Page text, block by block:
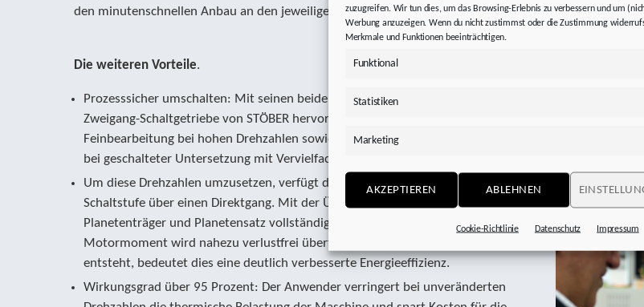
zuzugreifen. Wir tun dies, um das Browsing-Erlebnis zu verbessern und um
Werbung anzuzeigen. Wenn du nicht zustimmst oder die Zustimmung
Merkmale und Funktionen beeinträchtigen.
Funktional
Statistiken
Marketing
AKZEPTIEREN ABLEHNEN
Cookie-Richtlinie Datenschutz Impressum
den minutenschnellen Anbau an den jeweiligen Motor bereitstellen.
Die weiteren Vorteile.
Prozesssicher umschalten: Mit seinen beiden Schaltstufen eignet sich das
Zweigang-Schaltgetriebe von STÖBER hervorragend für die präzise
Feinbearbeitung bei hohen Drehzahlen sowie für eine große Zerspanleistung
bei geschalteter Untersetzung mit Vervielfachung des Motormoments.
Um diese Drehzahlen umzusetzen, verfügt das Getriebe in der ersten
Schaltstufe über einen Direktgang. Mit der Übersetzung i = 1 sind
Planetenträger und Planetensatz vollständig entkoppelt, und das
Motormoment wird nahezu verlustfrei übertragen. Weil dadurch kaum Wärme
entsteht, bedeutet dies eine deutlich verbesserte Energieeffizienz.
Wirkungsgrad über 95 Prozent: Der Anwender verringert bei unveränderten